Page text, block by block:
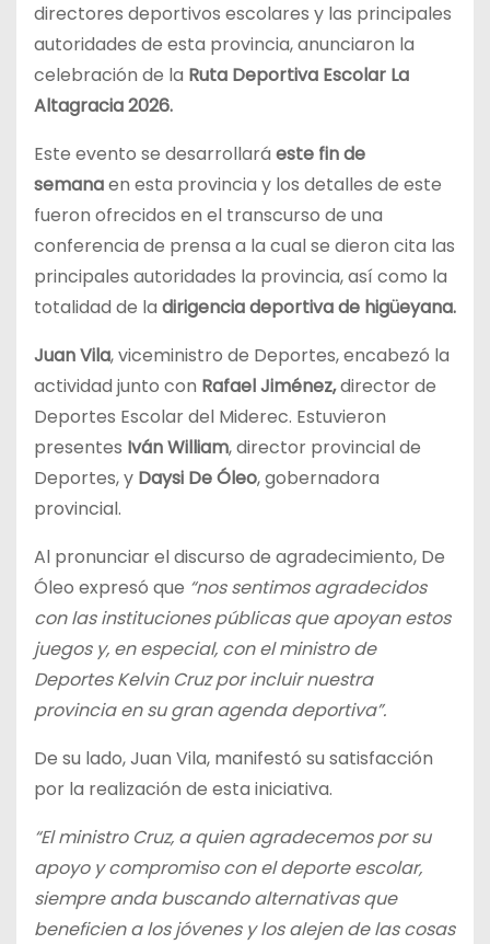
directores deportivos escolares y las principales
autoridades de esta provincia, anunciaron la
celebración de la Ruta Deportiva Escolar La
Altagracia 2026.
Este evento se desarrollará este fin de
semanaen esta provincia y los detalles de este
fueron ofrecidos en el transcurso de una
conferencia de prensa a la cual se dieron cita las
principales autoridades la provincia, así como la
totalidad de la dirigencia deportiva de higüeyana.
Juan Vila, viceministro de Deportes, encabezó la
actividad junto con Rafael Jiménez,director de
Deportes Escolar del Miderec. Estuvieron
presentes Iván William, director provincial de
Deportes, y Daysi De Óleo, gobernadora
provincial.
Al pronunciar el discurso de agradecimiento, De
Óleo expresó que “nos sentimos agradecidos
con las instituciones públicas que apoyan estos
juegos y, en especial, con el ministro de
Deportes Kelvin Cruz por incluir nuestra
provincia en su gran agenda deportiva”.
De su lado, Juan Vila, manifestó su satisfacción
por la realización de esta iniciativa.
“El ministro Cruz, a quien agradecemos por su
apoyo y compromiso con el deporte escolar,
siempre anda buscando alternativas que
beneficien a los jóvenes y los alejen de las cosas